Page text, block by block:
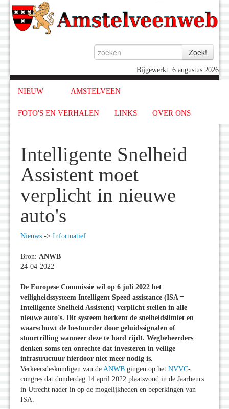
Bijgewerkt: 6 augustus 2026
NIEUW AMSTELVEEN
FOTO'S EN VERHALEN LINKS OVER ONS
Intelligente Snelheid
Assistent moet
verplicht in nieuwe
auto's
Nieuws -> Informatief
Bron: ANWB
24-04-2022
De Europese Commissie wil op 6 juli 2022 het
veiligheidssysteem Intelligent Speed assistance (ISA =
Intelligente Snelheid Assistent) verplicht stellen in alle
nieuwe auto's. Dit systeem herkent de snelheidslimiet en
waarschuwt de bestuurder door geluidssignalen of
stuurtrilling wanneer deze te hard rijdt. Wegbeheerders
denken soms ten onrechte dat investeren in veilige
infrastructuur hierdoor niet meer nodig is.
Verkeersdeskundigen van de ANWB gingen op het NVVC-
congres dat donderdag 14 april 2022 plaatsvond in de Jaarbeurs
in Utrecht nader in op de mogelijkheden en beperkingen van
ISA.